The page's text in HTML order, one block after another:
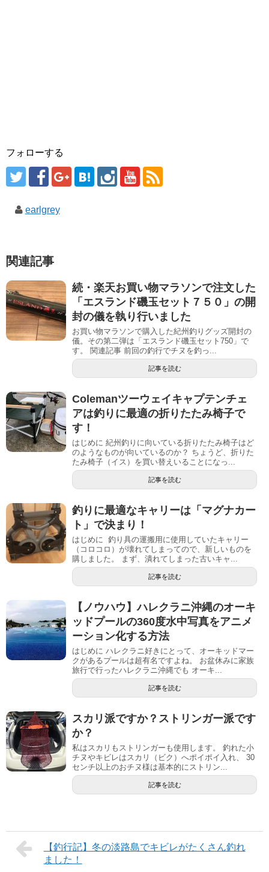
フォローする
earlgrey
関連記事
続・楽天お買い物マラソンで注文した
「エスランド磯玉セット７５０」の開
封の儀を執り行いました
お買い物マラソンで購入した紀州釣りグッズ開封の
儀。その第二弾は「エスランド磯玉セット750」で
す。 関連記事 前回の釣行でチヌを釣っ...
記事を読む
Colemanツーウェイキャプテンチェ
アは釣りに最適の折りたたみ椅子で
す！
はじめに 紀州釣りに向いている折りたたみ椅子はど
のようなものが向いているのか？ ちょうど、折りた
たみ椅子（イス）を買い替えいることになっ...
記事を読む
釣りに最適なキャリーは「マグナカー
ト」で決まり！
はじめに 釣り具の運搬用に使用していたキャリー
（コロコロ）が壊れてしまってので、新しいものを
購しました。 まず、潰れてしまった古いキャ...
記事を読む
【ノウハウ】ハレクラニ沖縄のオーキ
ッドプールの360度水中写真をアニメ
ーション化する方法
はじめに ハレクラニ好きにとって、オーキッドマー
クがあるプールは超有名ですよね。 お盆休みに家族
旅行で行ったハレクラニ沖縄でも オーキ...
記事を読む
スカリ派ですか？ストリンガー派です
か？
私はスカリもストリンガーも使用します。 釣れた小
チヌやキビレはスカリ（ビク）へポイポイ入れ、 30
センチ以上のおチヌ様は基本的にストリン...
記事を読む
【釣行記】冬の淡路島でキビレがたくさん釣れ
ました！